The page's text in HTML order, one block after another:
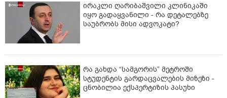
ირაკლი ღარიბაშვილი კლინიკაში
იყო გადაყვანილი - რა დეტალებზე
საუბრობს მისი ადვოკატი?
რა გახდა “სამგორის” მეტროში
სტუდენტის გარდაცვალების მიზეზი -
ცნობილია ექსპერტიზის პასუხი